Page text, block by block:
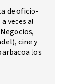
de oficio-
veces al
cine y
los